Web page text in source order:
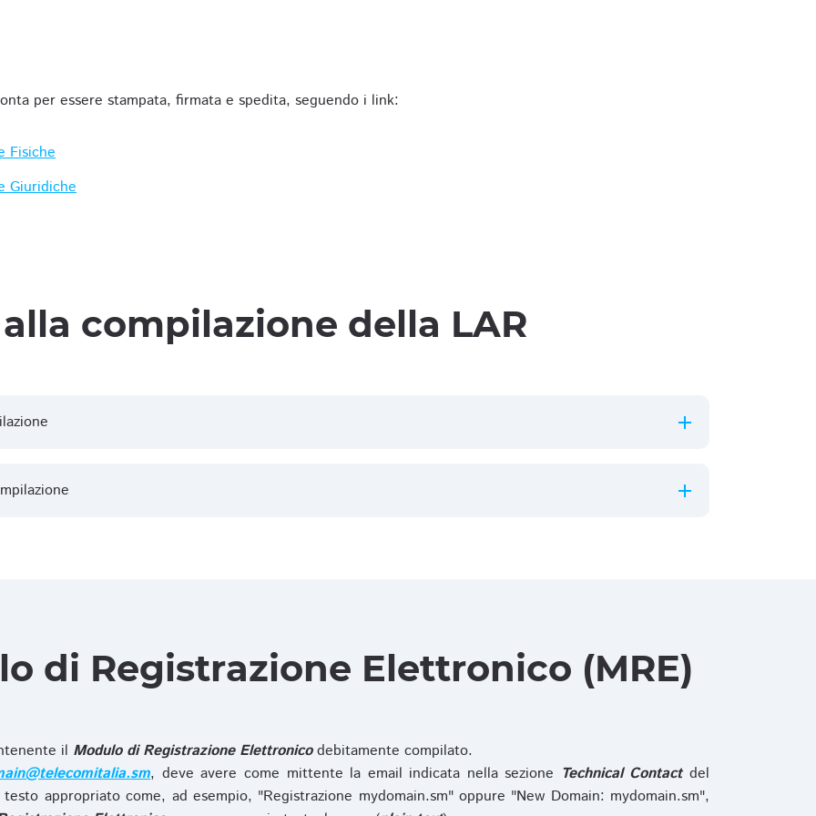
per essere stampata, firmata e spedita, seguendo i link:
Fisiche
Giuridiche
compilazione della LAR
di Registrazione Elettronico (MRE)
il Modulo di Registrazione Elettronicodebitamente compilato.
, deve avere come mittente la email indicata nella sezione Technical Contactdel
appropriato come, ad esempio, "Registrazione mydomain.sm" oppure "New Domain: mydomain.sm",